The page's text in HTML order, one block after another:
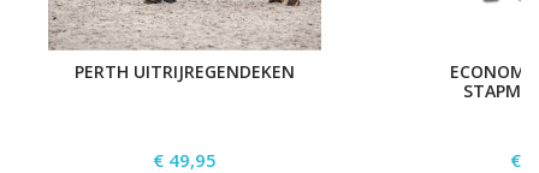
PERTH UITRIJREGENDEKEN
Prijs
€ 49,95 €